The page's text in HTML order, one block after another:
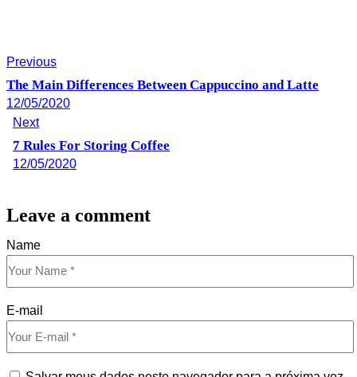
Previous
The Main Differences Between Cappuccino and Latte
12/05/2020
Next
7 Rules For Storing Coffee
12/05/2020
Leave a comment
Name
E-mail